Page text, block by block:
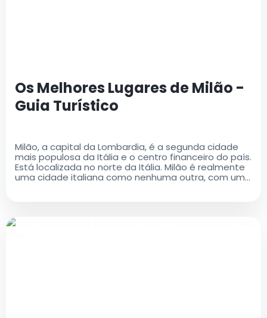
Os Melhores Lugares de Milão -
Guia Turístico
Milão, a capital da Lombardia, é a segunda cidade
mais populosa da Itália e o centro financeiro do país.
Está localizada no norte da Itália. Milão é realmente
uma cidade italiana como nenhuma outra, com uma